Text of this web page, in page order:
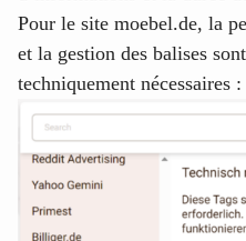
Pour le site moebel.de, la
et la gestion des balises
techniquement nécessaires :